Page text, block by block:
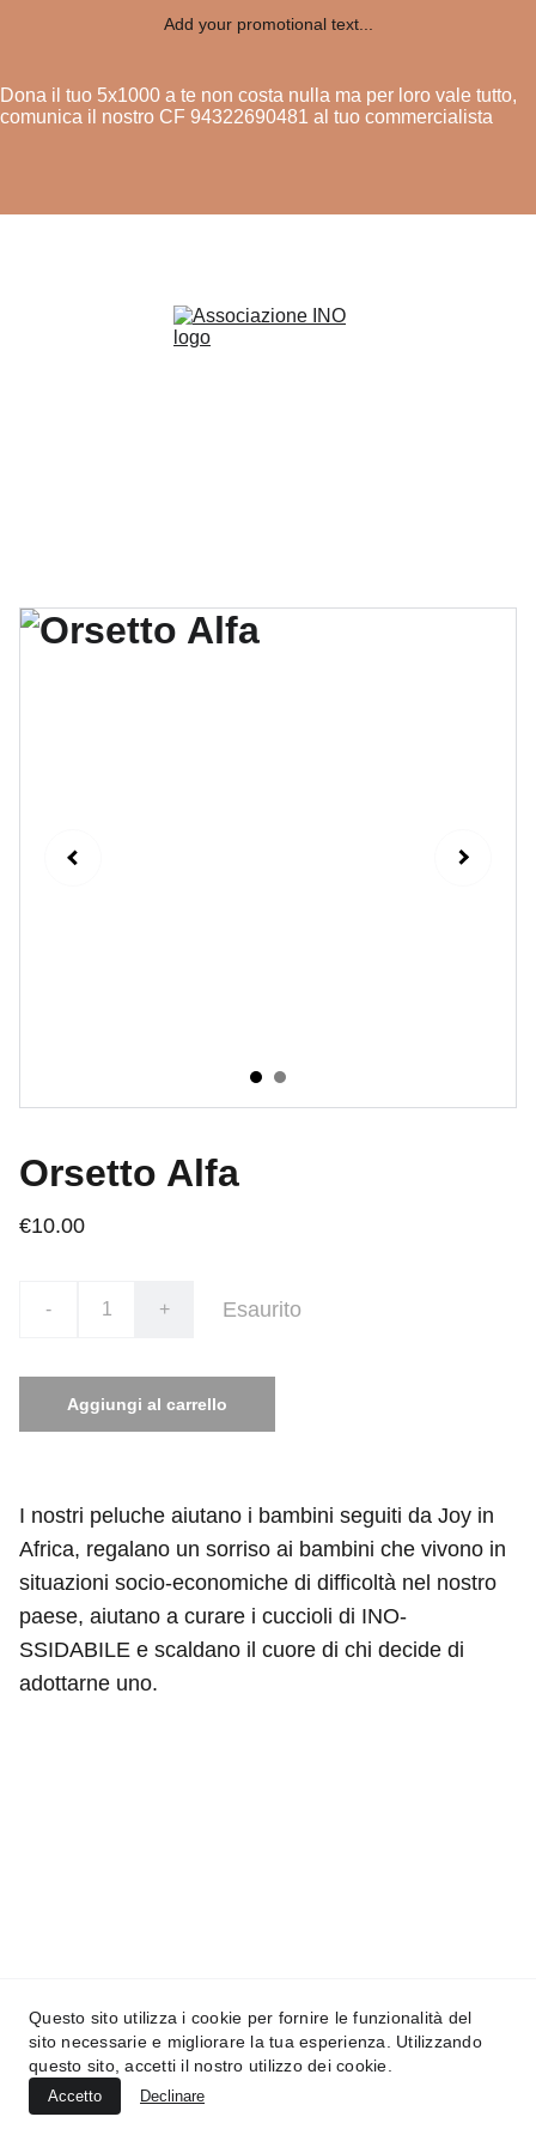
Add your promotional text...
Orsetto Alfa
€10.00
- + Esaurito
Aggiungi al carrello
I nostri peluche aiutano i bambini seguiti da Joy in
Africa, regalano un sorriso ai bambini che vivono in
situazioni socio-economiche di difficoltà nel nostro
paese, aiutano a curare i cuccioli di INO-
SSIDABILE e scaldano il cuore di chi decide di
adottarne uno.
CF  94322690481
Questo sito utilizza i cookie per fornire le funzionalità del
sito necessarie e migliorare la tua esperienza. Utilizzando
questo sito, accetti il nostro utilizzo dei cookie.
Accetto Declinare
Dona il tuo 5x1000 a te non costa nulla ma per loro vale tutto,
comunica il nostro CF 94322690481 al tuo commercialista